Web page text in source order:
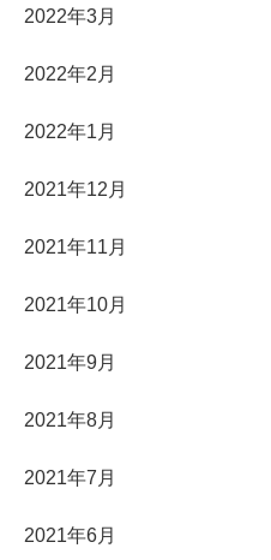
2022年3月
2022年2月
2022年1月
2021年12月
2021年11月
2021年10月
2021年9月
2021年8月
2021年7月
2021年6月